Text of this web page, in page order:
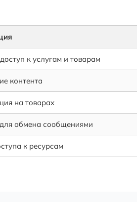
к услугам и товарам
контента
на товарах
обмена сообщениями
к ресурсам